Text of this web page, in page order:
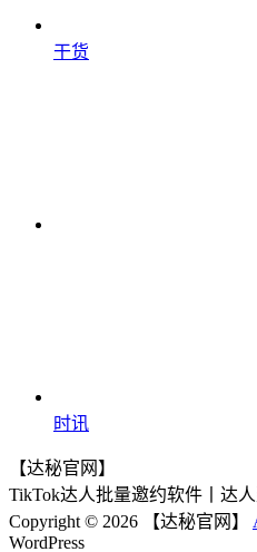
干货
时讯
【达秘官网】
TikTok达人批量邀约软件丨达
Copyright © 2026 【达秘官网】
WordPress